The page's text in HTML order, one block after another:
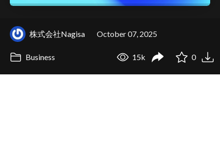
株式会社Nagisa October 07, 2025
Business 15k 0